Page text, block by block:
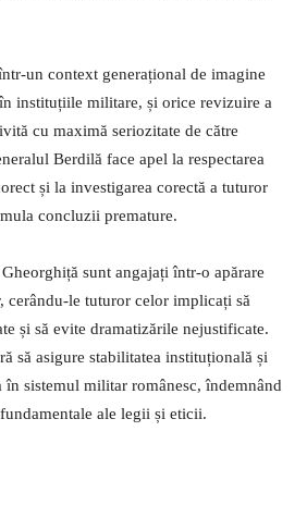
un context generațional de imagine
instituțiile militare, și orice revizuire a
cu maximă seriozitate de către
Berdilă face apel la respectarea
și la investigarea corectă a tuturor
concluzii premature.
sunt angajați într-o apărare
cerându-le tuturor celor implicați să
și să evite dramatizările nejustificate.
să asigure stabilitatea instituțională și
în sistemul militar românesc, îndemnând
ale legii și eticii.